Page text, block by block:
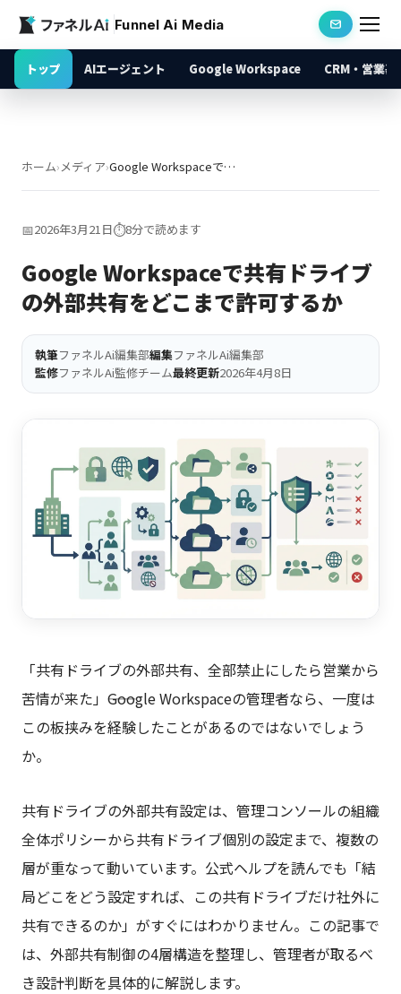
Funnel Ai Media
トップ AIエージェント Google Workspace CRM・営業基
ホーム›メディア› Google Workspaceで共有ドライブの外部共有をどこまで許可するか
📅2026年3月21日⏱️8分で読めます
Google Workspaceで共有ドライブ
の外部共有をどこまで許可するか
執筆ファネルAi編集部編集ファネルAi編集部
監修ファネルAi監修チーム最終更新2026年4月8日
「共有ドライブの外部共有、全部禁止にしたら営業から
苦情が来た」――Google Workspaceの管理者なら、一度は
この板挟みを経験したことがあるのではないでしょう
か。
共有ドライブの外部共有設定は、管理コンソールの組織
全体ポリシーから共有ドライブ個別の設定まで、複数の
層が重なって動いています。公式ヘルプを読んでも「結
局どこをどう設定すれば、この共有ドライブだけ社外に
共有できるのか」がすぐにはわかりません。この記事で
は、外部共有制御の4層構造を整理し、管理者が取るべ
き設計判断を具体的に解説します。